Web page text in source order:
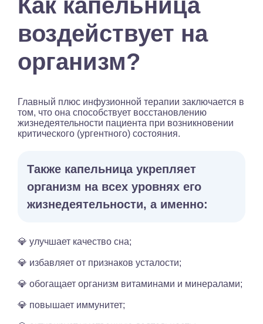
Как капельница
воздействует на
организм?
Главный плюс инфузионной терапии заключается в
том, что она способствует восстановлению
жизнедеятельности пациента при возникновении
критического (ургентного) состояния.
Также капельница укрепляет
организм на всех уровнях его
жизнедеятельности, а именно:
💎 улучшает качество сна;
💎 избавляет от признаков усталости;
💎 обогащает организм витаминами и минералами;
💎 повышает иммунитет;